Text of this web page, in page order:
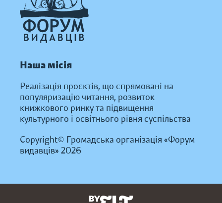
Наша місія
Реалізація проєктів, що спрямовані на
популяризацію читання, розвиток
книжкового ринку та підвищення
культурного і освітнього рівня суспільства
Copyright© Громадська організація «Форум
видавців» 2026